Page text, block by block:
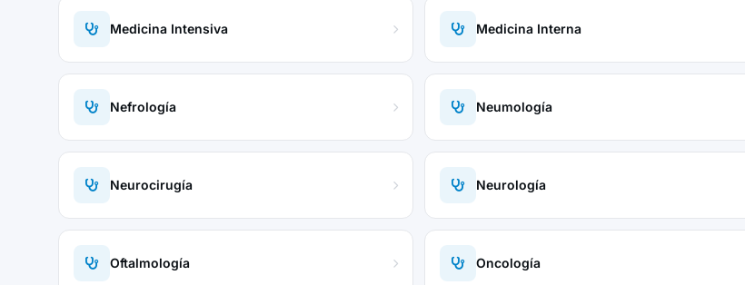
Medicina Intensiva Medicina Interna
Nefrología Neumología
Neurocirugía Neurología
Oftalmología Oncología